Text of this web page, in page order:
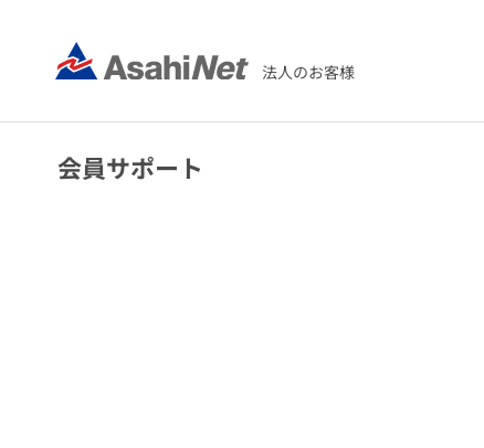
法人のお客様
会員サポート